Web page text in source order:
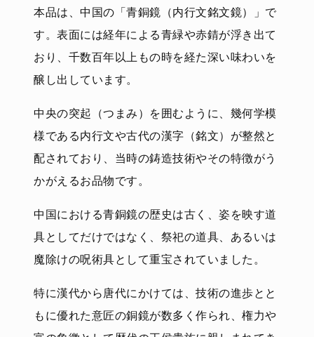
本品は、中国の「青銅鏡（内行文銘文鏡）」で
す。表面には経年による青緑や赤錆が浮き出て
おり、千数百年以上もの時を経た深い味わいを
醸し出しています。
中央の突起（つまみ）を囲むように、幾何学模
様である内行文や古代の漢字（銘文）が整然と
配されており、当時の鋳造技術やその特徴がう
かがえるお品物です。
中国における青銅鏡の歴史は古く、姿を映す道
具としてだけではなく、祭祀の道具、あるいは
魔除けの呪術具として重宝されていました。
特に漢代から唐代にかけては、技術の進歩とと
もに優れた意匠の銅鏡が数多く作られ、権力や